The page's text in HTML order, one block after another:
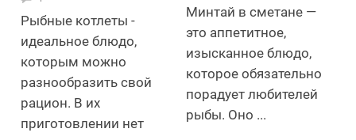
Рыбные котлеты -
идеальное блюдо,
которым можно
разнообразить свой
рацион. В их
приготовлении нет
Минтай в сметане —
это аппетитное,
изысканное блюдо,
которое обязательно
порадует любителей
рыбы. Оно ...